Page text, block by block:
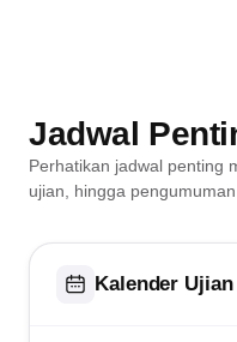
Jadwal
Perhatikan jadwal penting
ujian, hingga
Kalender Ujian